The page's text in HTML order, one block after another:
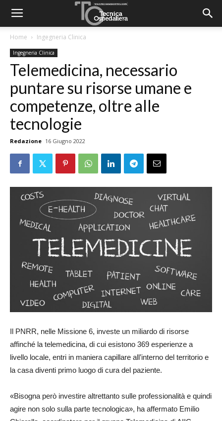
Home Ingegneria Clinica
Ingegneria Clinica
Telemedicina, necessario
puntare su risorse umane e
competenze, oltre alle
tecnologie
Redazione 16 Giugno 2022
Il PNRR, nelle Missione 6, investe un miliardo di risorse
affinché la telemedicina, di cui esistono 369 esperienze a
livello locale, entri in maniera capillare all’interno del territorio e
la casa diventi primo luogo di cura del paziente.
«Bisogna però investire altrettanto sulle professionalità e quindi
agire non solo sulla parte tecnologica», ha affermato Emilio